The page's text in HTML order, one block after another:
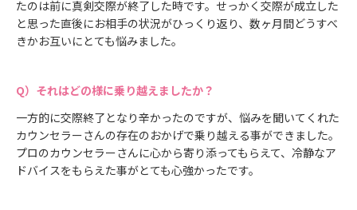
たのは前に真剣交際が終了した時です。せっかく交際が成立した
と思った直後にお相手の状況がひっくり返り、数ヶ月間どうすべ
きかお互いにとても悩みました。
それはどの様に乗り越えましたか？
一方的に交際終了となり辛かったのですが、悩みを聞いてくれた
カウンセラーさんの存在のおかげで乗り越える事ができました。
プロのカウンセラーさんに心から寄り添ってもらえて、冷静なア
ドバイスをもらえた事がとても心強かったです。